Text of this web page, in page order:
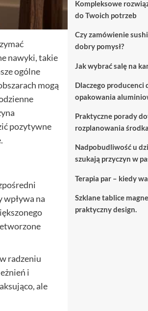
nawyki, takie
ogólne
mogą
pozytywne
wpływa na
radzeniu
i
ale
Kompleksowe
do Twoich potrzeb
Czy zamówienie
dobry pomysł?
Jak wybrać salę na
Dlaczego
opakowania
Praktyczne porady
rozplanowania
Nadpobudliwość u
szukają przyczyn w
Terapia par – kiedy
Szklane tablice
praktyczny design.